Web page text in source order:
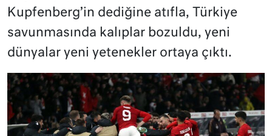
Kupfenberg’in dediğine atıfla, Türkiye
savunmasında kalıplar bozuldu, yeni
dünyalar yeni yetenekler ortaya çıktı.